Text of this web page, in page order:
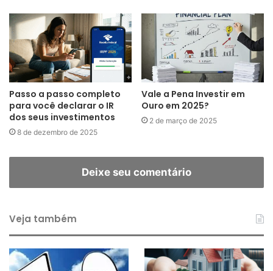
Passo a passo completo
para você declarar o IR
dos seus investimentos
8 de dezembro de 2025
Vale a Pena Investir em
Ouro em 2025?
2 de março de 2025
Deixe seu comentário
Veja também